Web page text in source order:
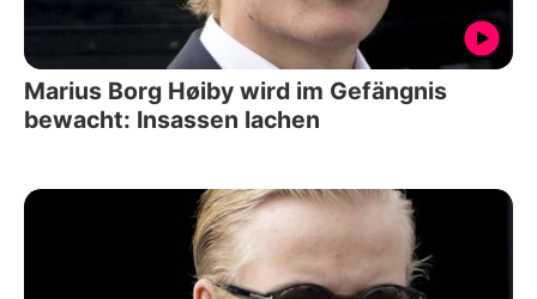
Marius Borg Høiby wird im Gefängnis
bewacht: Insassen lachen